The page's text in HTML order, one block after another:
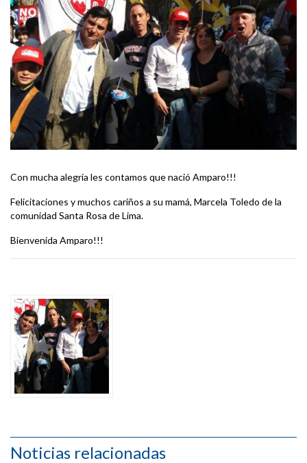
Con mucha alegría les contamos que nació Amparo!!!
Felicitaciones y muchos cariños a su mamá, Marcela Toledo de la
comunidad Santa Rosa de Lima.
Bienvenida Amparo!!!
Noticias relacionadas